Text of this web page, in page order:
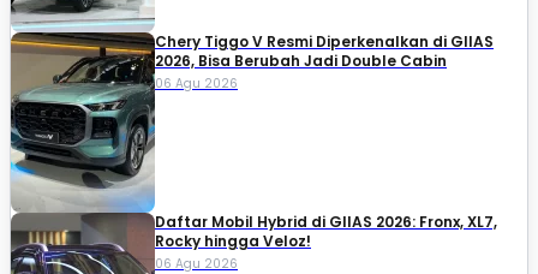
Chery Tiggo V Resmi Diperkenalkan di GIIAS
2026, Bisa Berubah Jadi Double Cabin
06 Agu 2026
Daftar Mobil Hybrid di GIIAS 2026: Fronx, XL7,
Rocky hingga Veloz!
06 Agu 2026